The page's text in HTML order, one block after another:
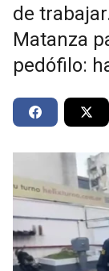
de
Matanza
pedófilo: